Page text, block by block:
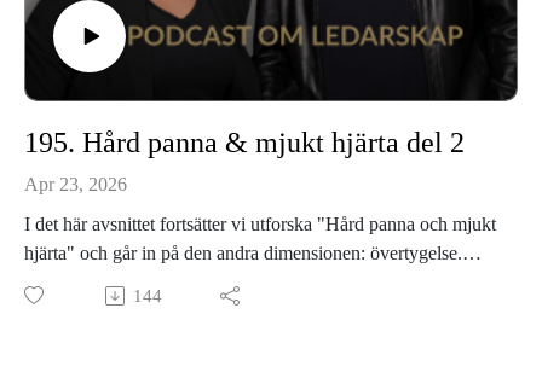
195. Hård panna & mjukt hjärta del 2
Apr 23, 2026
I det här avsnittet fortsätter vi utforska "Hård panna och mjukt
hjärta" och går in på den andra dimensionen: övertygelse.
Vi pratar om varför det inte räcker att sätta mål – du behöver
också skapa en emotionell koppling till dem. Kim delar
144